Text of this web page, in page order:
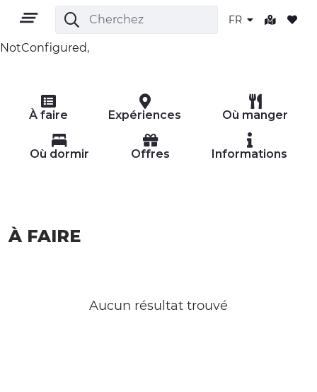
FR
PLEIN AIR
NATURE ET BIEN-ÊTRE
NotConfigured,
À faire Expériences Où manger
Où dormir Offres Informations
À FAIRE
Aucun résultat trouvé